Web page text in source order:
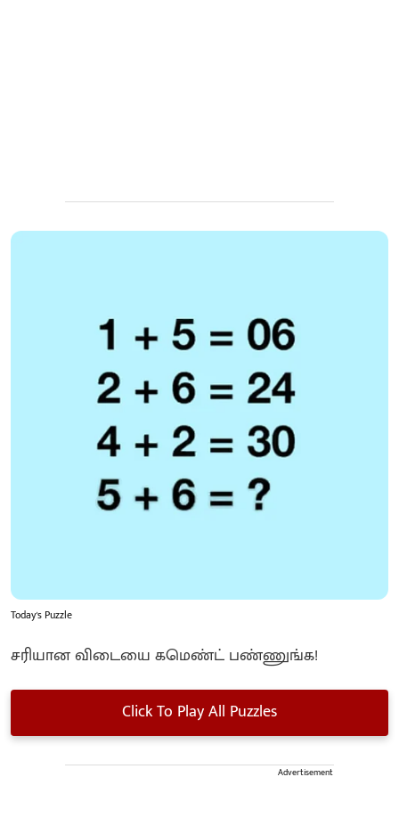
Today's Puzzle
சரியான விடையை கமெண்ட் பண்ணுங்க!
Click To Play All Puzzles
Advertisement